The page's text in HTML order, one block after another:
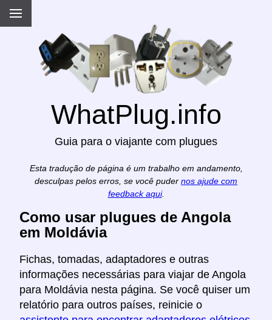
WhatPlug.info
Guia para o viajante com plugues
Esta tradução de página é um trabalho em andamento,
desculpas pelos erros, se você puder nos ajude com
feedback aqui.
Como usar plugues de Angola
em Moldávia
Fichas, tomadas, adaptadores e outras
informações necessárias para viajar de Angola
para Moldávia nesta página. Se você quiser um
relatório para outros países, reinicie o